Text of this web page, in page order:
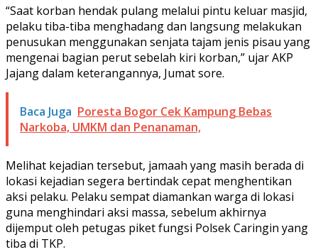
“Saat korban hendak pulang melalui pintu keluar masjid,
pelaku tiba-tiba menghadang dan langsung melakukan
penusukan menggunakan senjata tajam jenis pisau yang
mengenai bagian perut sebelah kiri korban,” ujar AKP
Jajang dalam keterangannya, Jumat sore.
Baca Juga Poresta Bogor Cek Kampung Bebas
Narkoba, UMKM dan Penanaman,
Melihat kejadian tersebut, jamaah yang masih berada di
lokasi kejadian segera bertindak cepat menghentikan
aksi pelaku. Pelaku sempat diamankan warga di lokasi
guna menghindari aksi massa, sebelum akhirnya
dijemput oleh petugas piket fungsi Polsek Caringin yang
tiba di TKP.